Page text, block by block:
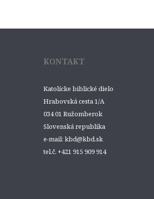
KONTAKT
Katolícke biblické dielo
Hrabovská cesta 1/A
034 01 Ružomberok
Slovenská republika
e-mail: kbd@kbd.sk
tel.č. +421 915 909 914